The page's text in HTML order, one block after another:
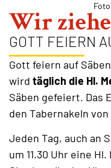
Wir
GOTT FEIERN
Gott feiern auf
wird täglich die Hl.
Säben gefeiert. Das
den Tabernakeln
Jeden Tag, auch an
um 11.30 Uhr eine